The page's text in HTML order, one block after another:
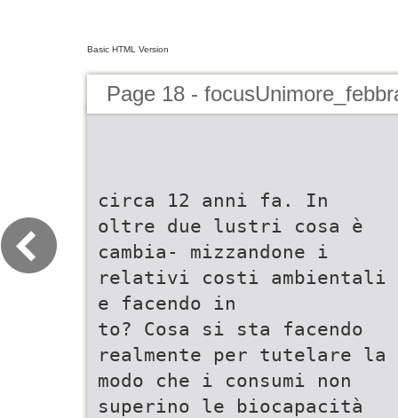
Basic HTML Version
Page 18 -
circa 12 anni fa. In
oltre due lustri cosa è
cambia- mizzandone i
relativi costi ambientali
e facendo in
to? Cosa si sta facendo
realmente per tutelare la
modo che i consumi non
superino le biocapacità